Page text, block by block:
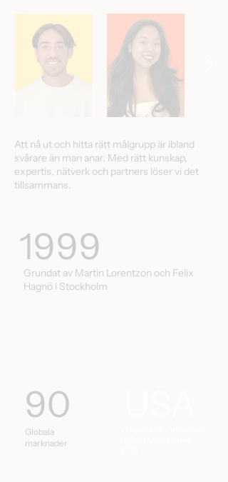
Att nå ut och hitta rätt målgrupp är ibland
svårare än man anar. Med rätt kunskap,
expertis, nätverk och partners löser vi det
tillsammans.
1999
Grundat av Martin Lorentzon och Felix
Hagnö i Stockholm
90
Globala
marknader